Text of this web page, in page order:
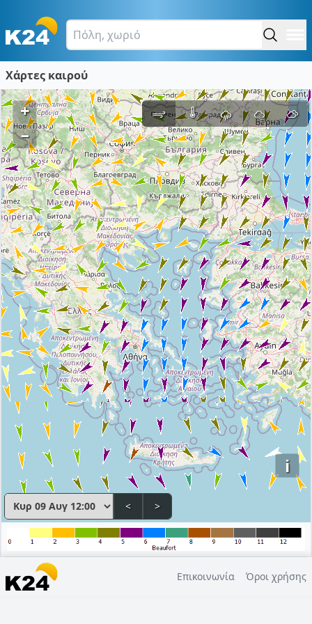
Χάρτες καιρού
i
+
–
< >
Επικοινωνία Όροι χρήσης